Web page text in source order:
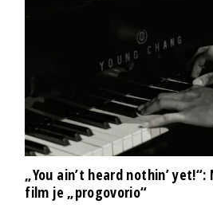
„You ain’t heard nothin’ yet!“:
film je „progovorio“